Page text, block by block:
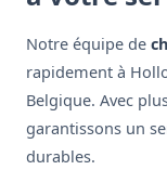
Notre équipe de
rapidement à
Belgique. Avec
garantissons un
durables.